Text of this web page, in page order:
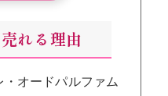
れる理由
オードパルファム